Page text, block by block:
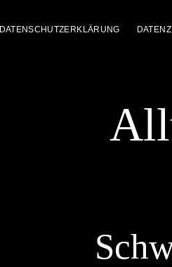
DATENSCHUTZERKLÄRUNG